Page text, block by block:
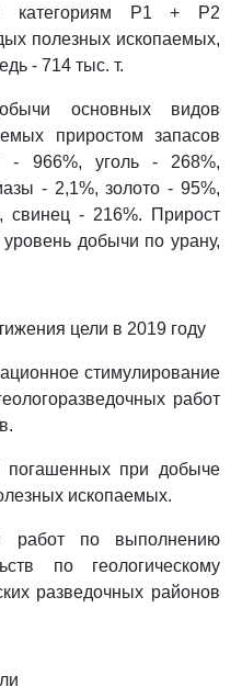
категориям P1 + P2
полезных ископаемых,
- 714 тыс. т.
основных видов
приростом запасов
- 966%, уголь - 268%,
- 2,1%, золото - 95%,
свинец - 216%. Прирост
добычи по урану,
цели в 2019 году
стимулирование
работ
погашенных при добыче
ископаемых.
работ по выполнению
по геологическому
разведочных районов